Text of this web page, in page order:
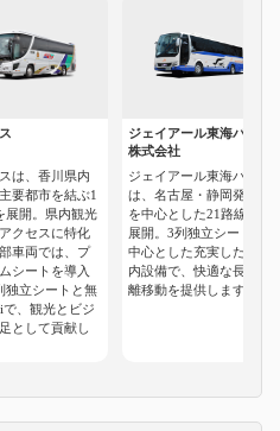
は、香川県内
要都市を結ぶ1
展開。県内観光
クセスに特化
車両では、プ
シートを導入
独立シートと無
で、観光とビジ
として貢献し
ジェイアール東海バス
株式会社
ジェイアール東海バス
は、名古屋・静岡発着
を中心とした21路線を
展開。3列独立シートを
中心とした充実した車
内設備で、快適な長距
離移動を提供します。